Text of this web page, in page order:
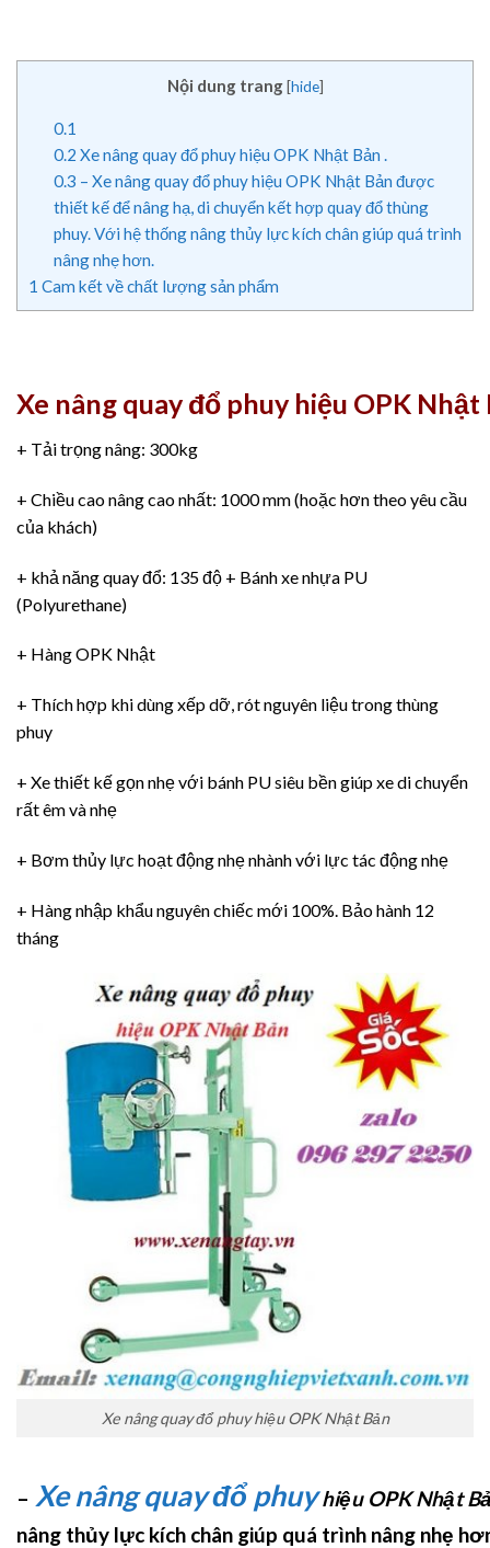
Nội dung trang [hide]
0.1
0.2 Xe nâng quay đổ phuy hiệu OPK Nhật Bản .
0.3 – Xe nâng quay đổ phuy hiệu OPK Nhật Bản được
thiết kế để nâng hạ, di chuyển kết hợp quay đổ thùng
phuy. Với hệ thống nâng thủy lực kích chân giúp quá trình
nâng nhẹ hơn.
1 Cam kết về chất lượng sản phẩm
Xe nâng quay đổ phuy hiệu OPK
+ Tải trọng nâng: 300kg
+ Chiều cao nâng cao nhất: 1000 mm (hoặc hơn theo yêu cầu
của khách)
+ khả năng quay đổ: 135 độ + Bánh xe nhựa PU
(Polyurethane)
+ Hàng OPK Nhật
+ Thích hợp khi dùng xếp dỡ, rót nguyên liệu trong thùng
phuy
+ Xe thiết kế gọn nhẹ với bánh PU siêu bền giúp xe di chuyển
rất êm và nhẹ
+ Bơm thủy lực hoạt động nhẹ nhành với lực tác động nhẹ
+ Hàng nhập khẩu nguyên chiếc mới 100%. Bảo hành 12
tháng
Xe nâng quay đổ phuy hiệu OPK Nhật Bản
– Xe nâng quay đổ phuy hiệu OPK Nhật
nâng thủy lực kích chân giúp quá trình nâng nhẹ